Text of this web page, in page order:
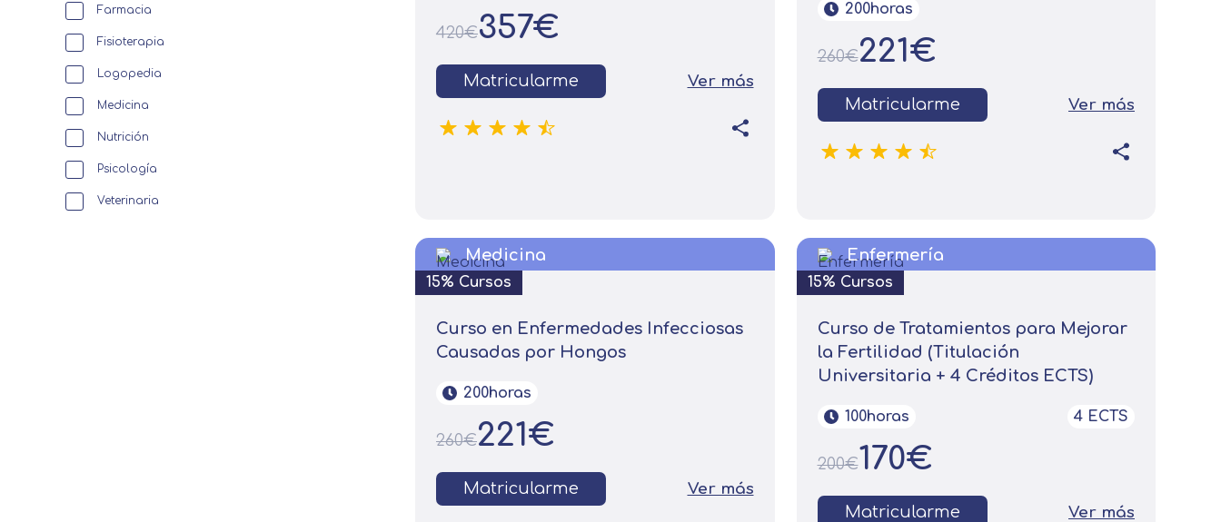
Farmacia
Fisioterapia
Logopedia
Medicina
Nutrición
Psicología
Veterinaria
420€357€
Matricularme Ver más
200horas
260€221€
Matricularme Ver más
Medicina
15% Cursos
Curso en Enfermedades Infecciosas
Causadas por Hongos
200horas
260€221€
Matricularme Ver más
Enfermería
15% Cursos
Curso de Tratamientos para Mejorar
la Fertilidad (Titulación
Universitaria + 4 Créditos ECTS)
100horas 4 ECTS
200€170€
Matricularme Ver más
Solicitar información